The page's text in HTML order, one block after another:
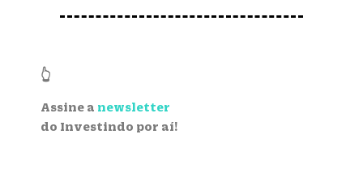
👆
Assine a newsletter
do Investindo por aí!